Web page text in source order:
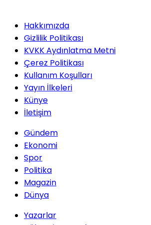
Hakkımızda
Gizlilik Politikası
KVKK Aydınlatma Metni
Çerez Politikası
Kullanım Koşulları
Yayın İlkeleri
Künye
İletişim
Gündem
Ekonomi
Spor
Politika
Magazin
Dünya
Yazarlar